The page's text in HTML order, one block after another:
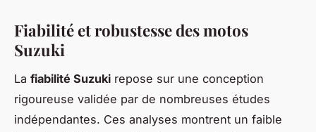
Fiabilité et robustesse des motos
Suzuki
La fiabilité Suzuki repose sur une conception
rigoureuse validée par de nombreuses études
indépendantes. Ces analyses montrent un faible